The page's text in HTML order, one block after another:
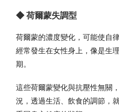
◆ 荷爾蒙失調型
荷爾蒙的濃度變化，可能使自
經常發生在女性身上，像是生
期。
這些荷爾蒙變化與抗壓性無關
況，透過生活、飲食的調節，